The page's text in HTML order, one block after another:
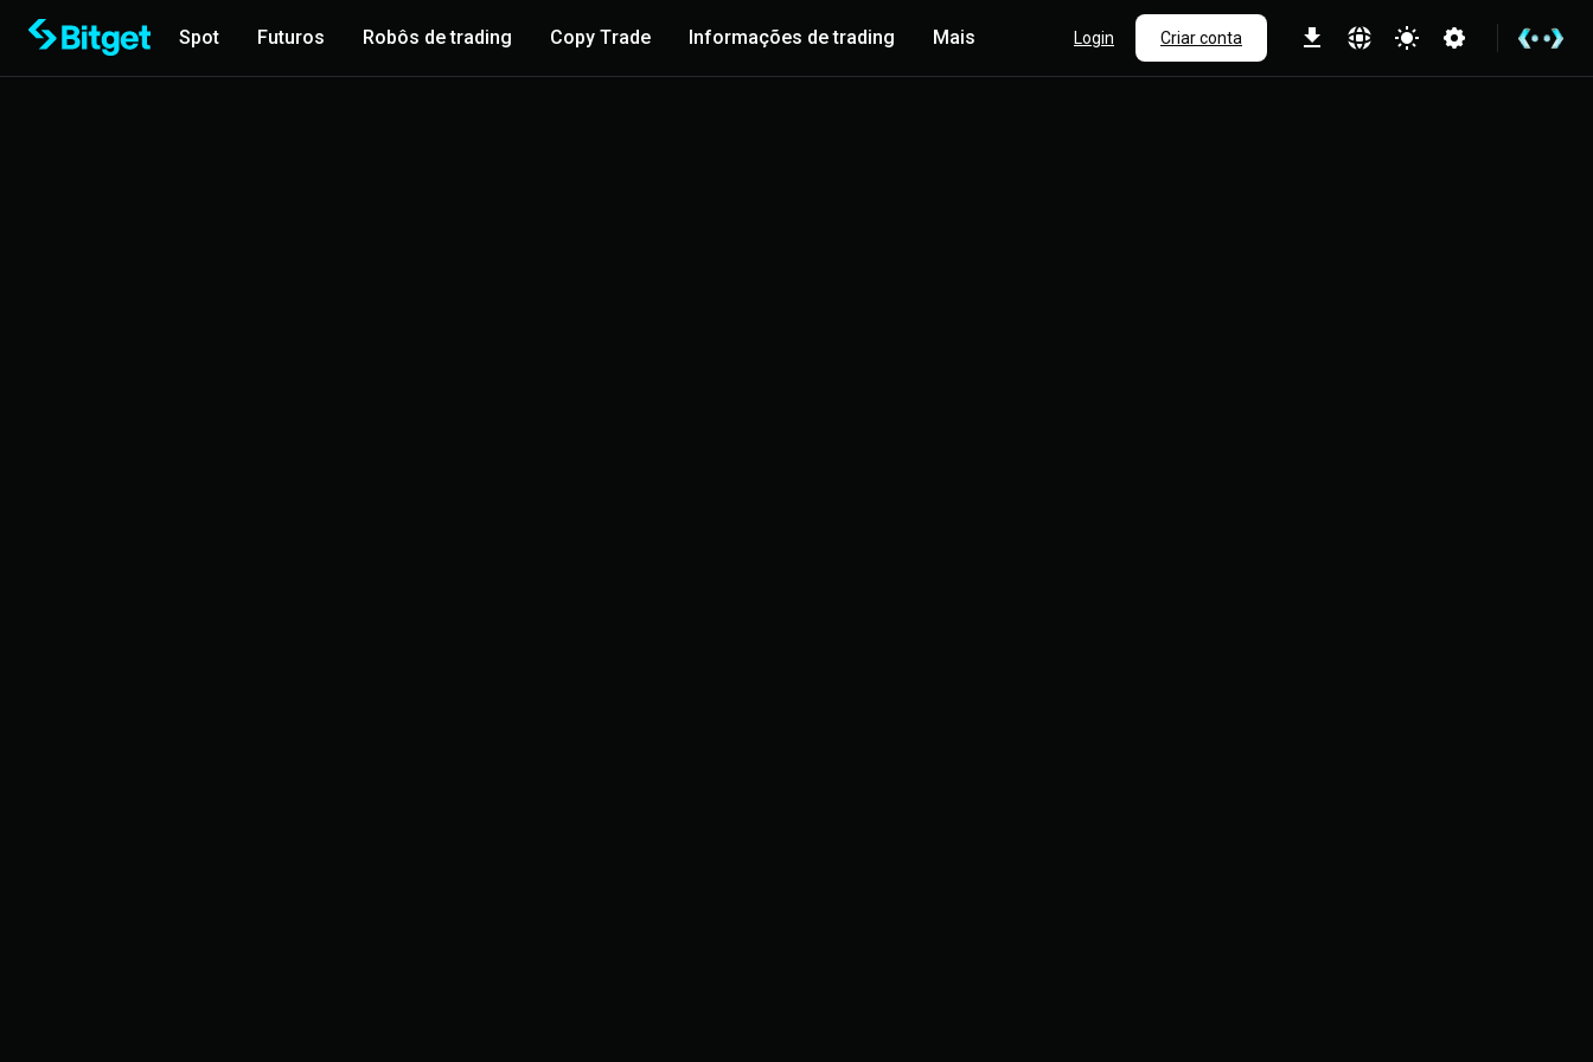
Spot Futuros Robôs de trading Copy Trade Informações de trading Mais Login Criar conta